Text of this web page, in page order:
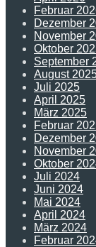
Februar
Dezember
November
Oktober
September
August
Juli 2025
April 2025
März 2025
Februar
Dezember
November
Oktober
Juli 2024
Juni 2024
Mai 2024
April 2024
März 2024
Februar